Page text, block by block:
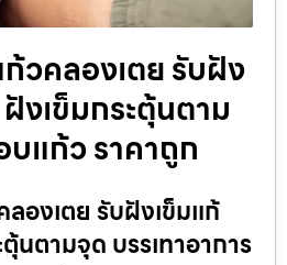
วคลองเตย รับฝัง
งเข็มกระตุ้นตาม
แก้ว ราคาถูก
องเตย รับฝังเข็มแก้
นตามจุด บรรเทาอาการ